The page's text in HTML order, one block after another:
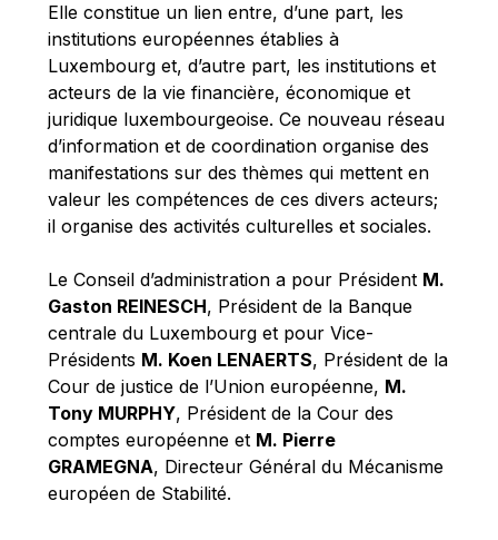
Michael Sohlman
Michel Goedert
Mireille Delmas-Marty
Nobuo Tanaka
Otmar Issing
Paolo Mengozzi
Paschal Donohoe
Pat Cox
Patrizia Nanz
Philippe Maystadt
Pierre Gramegna
Richard Pelly
Robert Goebbels
Robert REYNDERS
Elle constitue un lien entre, d’une part, les
institutions européennes établies à
Luxembourg et, d’autre part, les institutions et
acteurs de la vie financière, économique et
juridique luxembourgeoise. Ce nouveau réseau
d’information et de coordination organise des
manifestations sur des thèmes qui mettent en
valeur les compétences de ces divers acteurs;
il organise des activités culturelles et sociales.
Le Conseil d’administration a pour Président M.
Gaston REINESCH, Président de la Banque
centrale du Luxembourg et pour Vice-
Présidents M. Koen LENAERTS, Président de la
Cour de justice de l’Union européenne, M.
Tony MURPHY, Président de la Cour des
comptes européenne et M. Pierre
GRAMEGNA, Directeur Général du Mécanisme
européen de Stabilité.